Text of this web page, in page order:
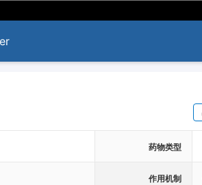
药物类型
作用机制